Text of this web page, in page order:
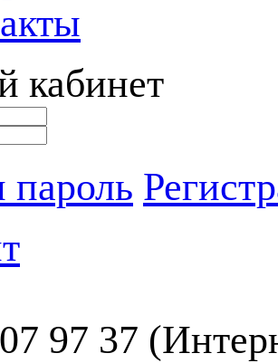
кабинет
пароль
97 37